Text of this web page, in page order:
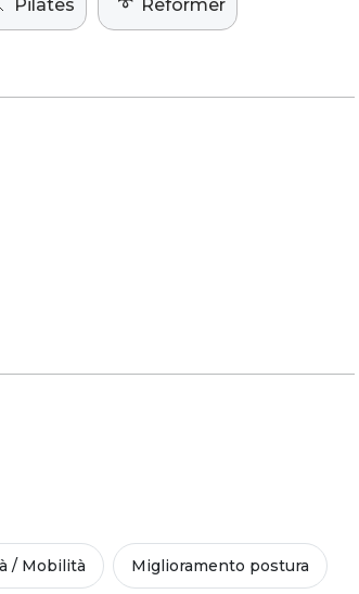
Pilates ➰ Reformer
/ Mobilità Miglioramento postura